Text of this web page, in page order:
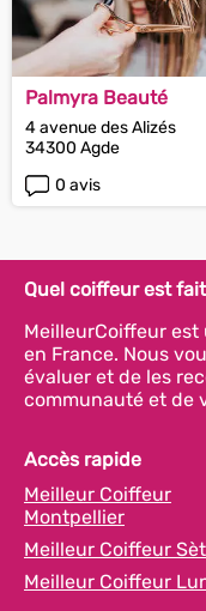
Palmyra Beauté
4 avenue des Alizés
34300 Agde
0 avis
Quel coiffeur est
MeilleurCoiffeur
en France. Nous
évaluer et de les
communauté et de
Accès rapide
Meilleur Coiffeur
Montpellier
Meilleur Coiffeur
Meilleur Coiffeur